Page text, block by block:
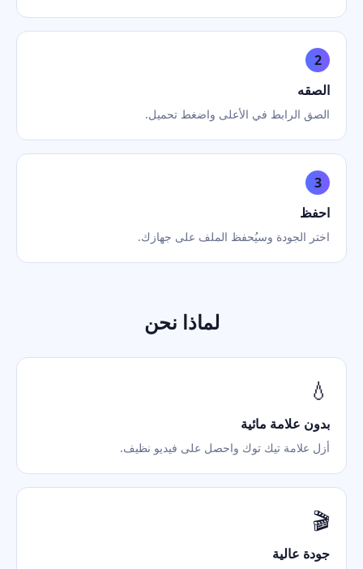
2
الصقه
الصق الرابط في الأعلى واضغط تحميل.
3
احفظ
اختر الجودة وسيُحفظ الملف على جهازك.
لماذا نحن
💧
بدون علامة مائية
أزل علامة تيك توك واحصل على فيديو نظيف.
🎬
جودة عالية